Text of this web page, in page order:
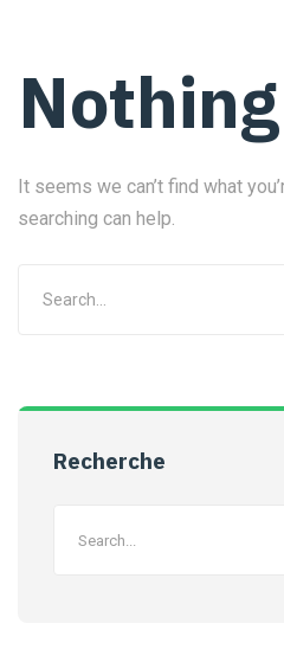
It seems we can’t find what
searching can help.
Recherche